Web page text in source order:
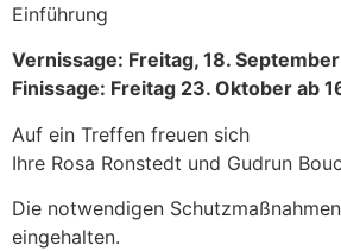
Einführung
Vernissage: Freitag, 18.
Finissage: Freitag 23. Oktober ab
Auf ein Treffen freuen sich
Ihre Rosa Ronstedt und Gudrun
Die notwendigen
eingehalten.